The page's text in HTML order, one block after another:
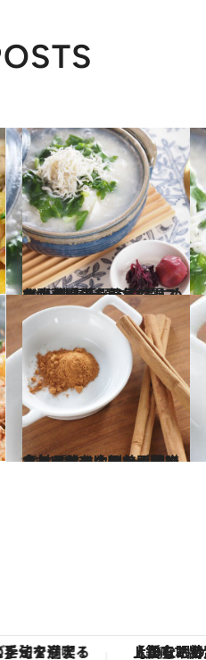
2025.1.9
お腹の調子を整えて、これから一年を元気に過ごす！ 健康祈願におすすめの【薬膳粥レシピ3選】
グルメ
2024.12.2
冬こそ体の内側から潤いを与えて老け肌を予防する！セルフケアのポイントと【おすすめ美肌薬膳食材8選】
グルメ
フトまで。大人のための「ReFa GINZA」クルーズ